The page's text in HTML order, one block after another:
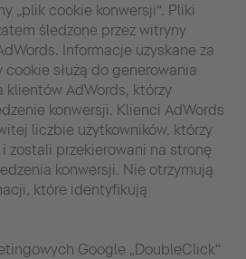
„plik cookie konwersji“. Pliki
śledzone przez witryny
Informacje uzyskane za
służą do generowania
AdWords, którzy
konwersji. Klienci AdWords
liczbie użytkowników, którzy
zostali przekierowani na stronę
konwersji. Nie otrzymują
które identyfikują
Google „DoubleClick“